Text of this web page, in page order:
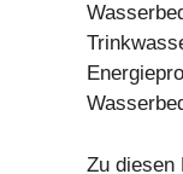
Zu diesen